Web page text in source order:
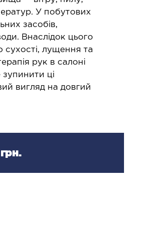
Лапароскопія в урології
Лапароскопія в хірургії
Захворювання горла і гортані
У побутових
засобів,
Внаслідок цього
лущення та
рук в салоні
ці
вигляд на довгий